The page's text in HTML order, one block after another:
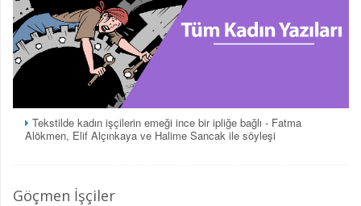
Tekstilde kadın işçilerin emeği ince bir ipliğe bağlı - Fatma
Alökmen, Elif Alçınkaya ve Halime Sancak ile söyleşi
Göçmen İşçiler